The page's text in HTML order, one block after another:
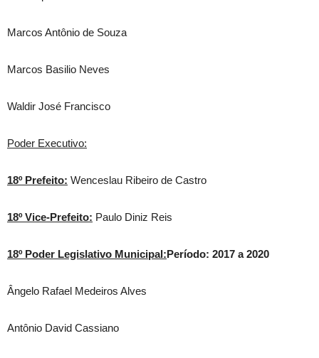
Marcos Antônio de Souza
Marcos Basilio Neves
Waldir José Francisco
Poder Executivo:
18º Prefeito: Wenceslau Ribeiro de Castro
18º Vice-Prefeito: Paulo Diniz Reis
18º Poder Legislativo Municipal:Período: 2017 a 2020
Ângelo Rafael Medeiros Alves
Antônio David Cassiano